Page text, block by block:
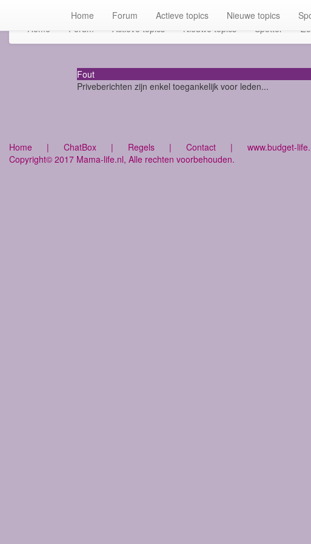
Home Forum Actieve topics Nieuwe topics Spotter
Home Forum Actieve topics Nieuwe topics
Fout
Priveberichten zijn enkel toegankelijk voor leden...
Home | ChatBox | Regels | Contact | www.budget-
Copyright© 2017 Mama-life.nl, Alle rechten voorbehouden.